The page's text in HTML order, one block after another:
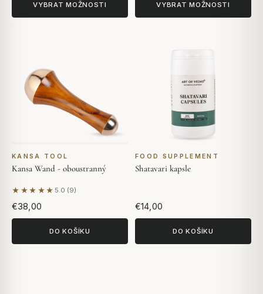
VYBRAT MOŽNOSTI VYBRAT MOŽNOSTI
KANSA TOOL
Kansa Wand - oboustranný
★★★★★ 5.0 (9)
Na základě 9 hodnocení
€38,00
DO KOŠÍKU
FOOD SUPPLEMENT
Shatavari kapsle
€14,00
DO KOŠÍKU